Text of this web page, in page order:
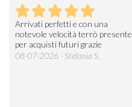
Arrivati perfetti e con una
notevole velocità terrò presente
per acquisti futuri grazie
08-07-2026 - Stefania S.